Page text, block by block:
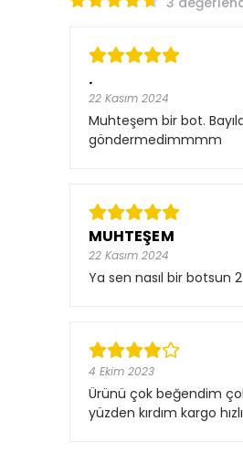
.
22 Kasım 2024
Muhteşem bir bot.
göndermedimmmm
MUHTEŞEM
22 Kasım 2024
Ya sen nasıl bir botsun
4 Ekim 2023
Ürünü çok beğendim
yüzden kırdım kargo